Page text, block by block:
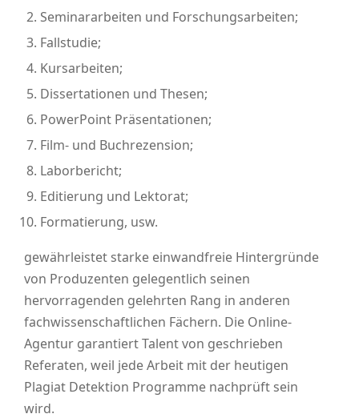
Seminararbeiten und Forschungsarbeiten;
Fallstudie;
Kursarbeiten;
Dissertationen und Thesen;
PowerPoint Präsentationen;
Film- und Buchrezension;
Laborbericht;
Editierung und Lektorat;
Formatierung, usw.
gewährleistet starke einwandfreie Hintergründe
von Produzenten gelegentlich seinen
hervorragenden gelehrten Rang in anderen
fachwissenschaftlichen Fächern. Die Online-
Agentur garantiert Talent von geschrieben
Referaten, weil jede Arbeit mit der heutigen
Plagiat Detektion Programme nachprüft sein
wird.